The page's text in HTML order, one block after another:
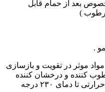
بعد از حمام قابل
)
.
موثر در تقویت و بازسازی
کننده و درخشان کننده
دمای ۲۳۰ درجه